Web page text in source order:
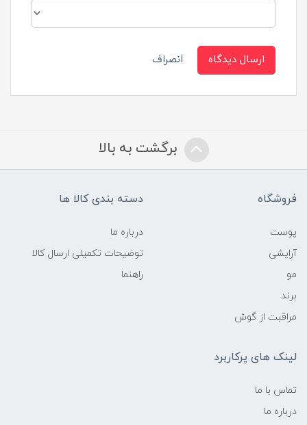
ارسال دیدگاه انصراف
برگشت به بالا
فروشگاه
پوست
آرایشی
مو
برند
مراقبت از گوش
دسته بندی کالا ها
درباره ما
توضیحات تکمیلی ارسال کالا
راهنما
لینک های پرکاربرد
تماس با ما
درباره ما